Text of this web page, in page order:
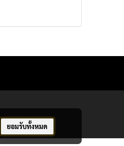
ยอมรับทั้งหมด